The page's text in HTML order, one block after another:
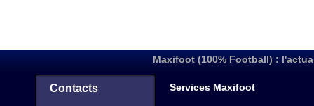
Maxifoot (100% Football) :
Contacts Services Maxifoot